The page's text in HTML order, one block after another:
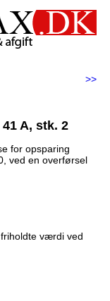
>>
A, stk. 2
for opsparing
ved en overførsel
værdi ved